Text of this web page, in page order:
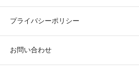
プライバシーポリシー
お問い合わせ